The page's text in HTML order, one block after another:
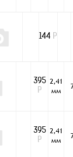
144 Р
395
Р
2,41
мм
395
Р
2,41
мм